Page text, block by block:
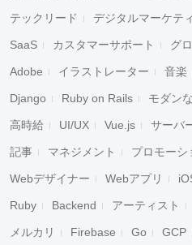
テックリード デジタルマーケテ
SaaS カスタマーサポート グ
Adobe イラストレーター 音楽
Django Ruby on Rails モダン
高時給 UI/UX Vue.js サーバ
記事 マネジメント プロモーシ
Webデザイナー Webアプリ
Ruby Backend アーティスト
メルカリ Firebase Go GCP